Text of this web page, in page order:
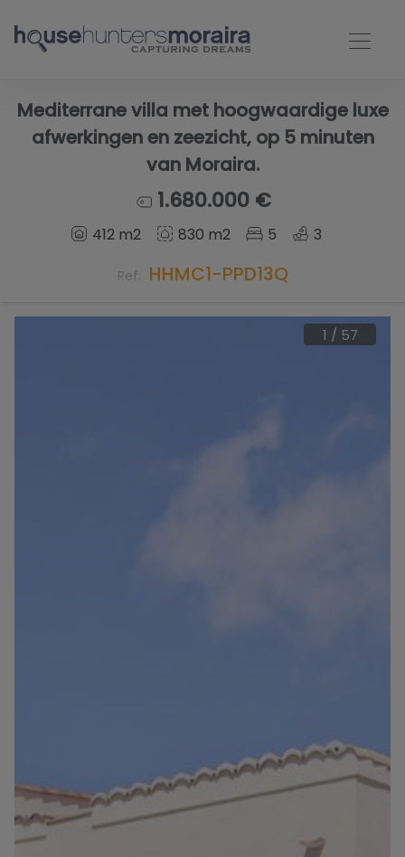
Mediterrane villa met hoogwaardige luxe
afwerkingen en zeezicht, op 5 minuten
van Moraira.
1.680.000 €
412 m2 830 m2 5 3
Ref. HHMC1-PPD13Q
1 / 57